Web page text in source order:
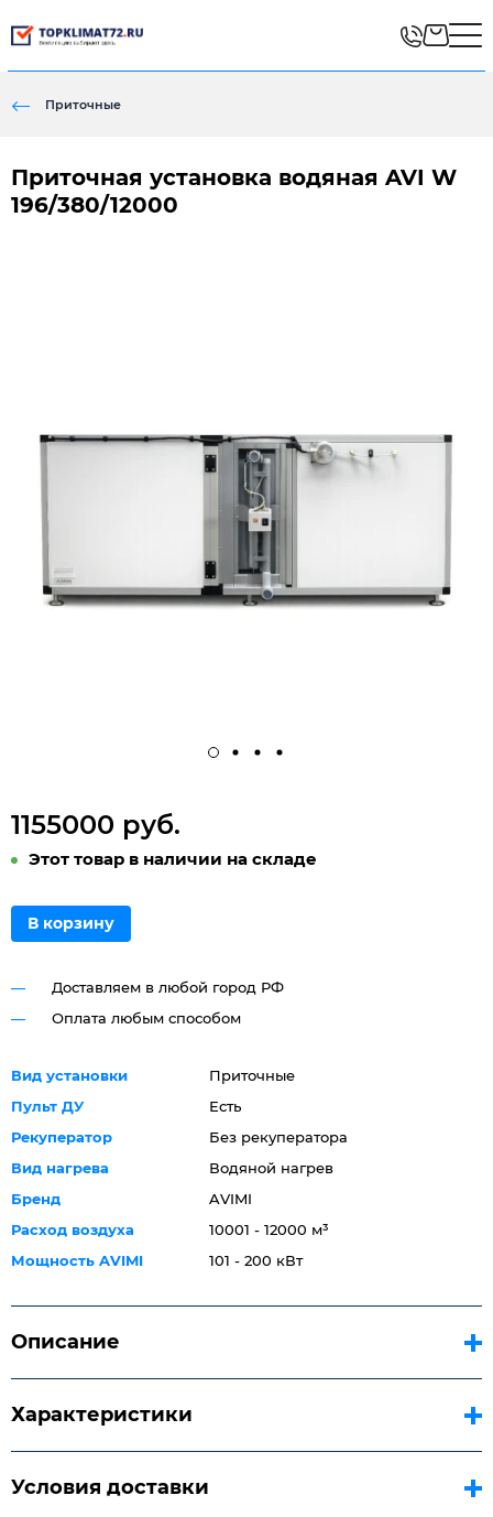
Приточные
Приточная установка водяная AVI W
196/380/12000
1155000 руб.
Этот товар в наличии на складе
В корзину
Доставляем в любой город РФ
Оплата любым способом
Вид установки
Приточные
Пульт ДУ
Есть
Рекуператор
Без рекуператора
Вид нагрева
Водяной нагрев
Бренд
AVIMI
Расход воздуха
10001 - 12000 м³
Мощность AVIMI
101 - 200 кВт
Описание
Характеристики
Условия доставки